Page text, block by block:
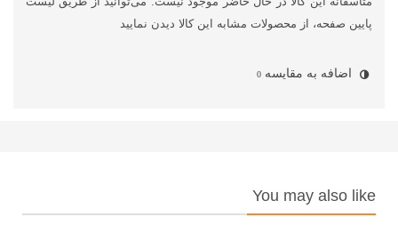
پایین صفحه، از محصولات مشابه این کالا دیدن نمایید
اضافه به مقایسه 0
You may also like